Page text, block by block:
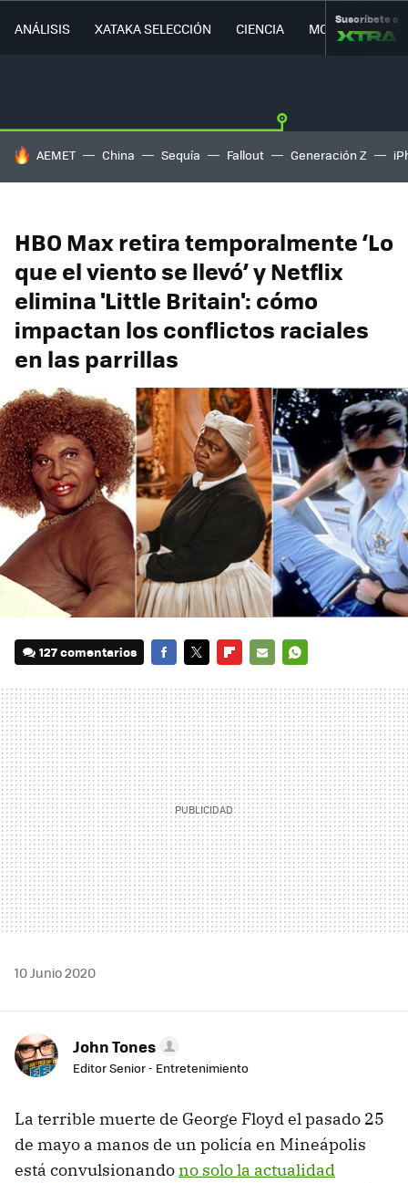
ANÁLISIS XATAKA SELECCIÓN CIENCIA MOVILIDAD
Suscríbete a
HOY SE HABLA DE
AEMET China Sequía Fallout Generación Z
HBO Max retira temporalmente ‘Lo
que el viento se llevó’ y Netflix
elimina 'Little Britain': cómo
impactan los conflictos raciales
en las parrillas
127 comentarios
MAIL
10 Junio 2020
John Tones
Editor Senior - Entretenimiento
La terrible muerte de George Floyd el pasado 25
de mayo a manos de un policía en Mineápolis
está convulsionandono solo la actualidad